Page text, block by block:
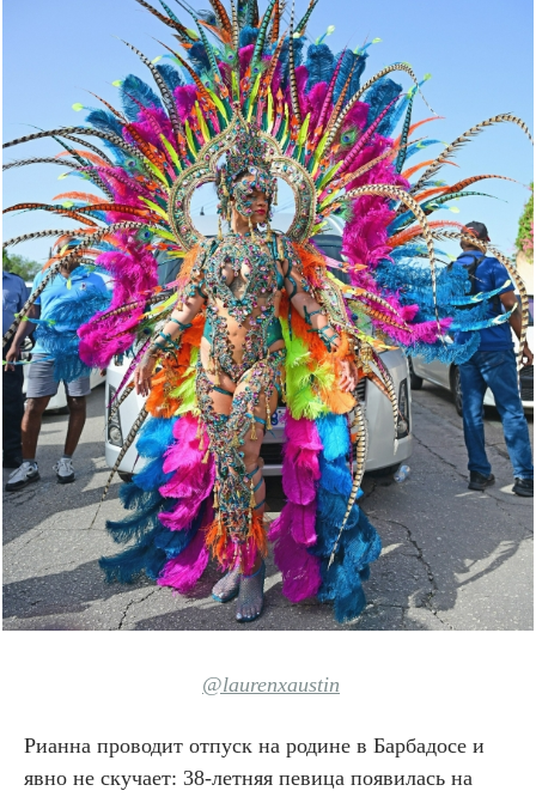
@laurenxaustin
Рианна проводит отпуск на родине в Барбадосе и
явно не скучает: 38-летняя певица появилась на